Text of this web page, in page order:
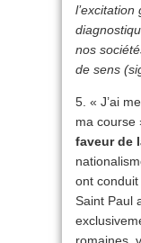
nos
de sens
5. « J’ai
ma course
faveur de
ont conduit
Saint Paul
romaines,